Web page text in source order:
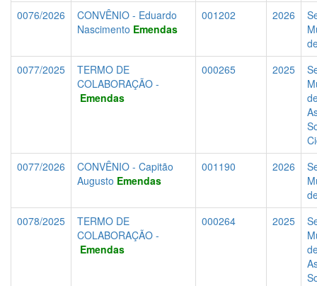
0076/2026
CONVÊNIO - Eduardo
Nascimento Emendas
001202 2026
0077/2025
TERMO DE
COLABORAÇÃO -
Emendas
000265 2025
0077/2026
CONVÊNIO - Capitão
Augusto Emendas
001190 2026
0078/2025
TERMO DE
COLABORAÇÃO -
Emendas
000264 2025